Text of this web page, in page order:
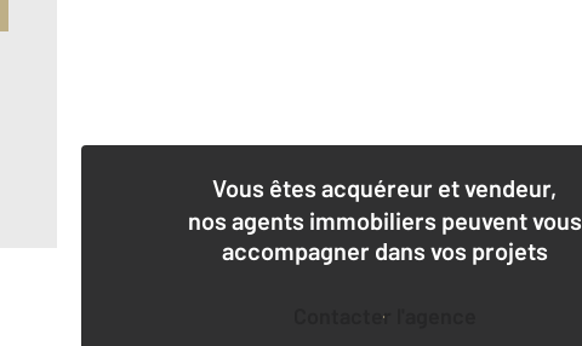
Vous êtes acquéreur et vendeur,
nos agents immobiliers peuvent vous
accompagner dans vos projets
Contacter l'agence